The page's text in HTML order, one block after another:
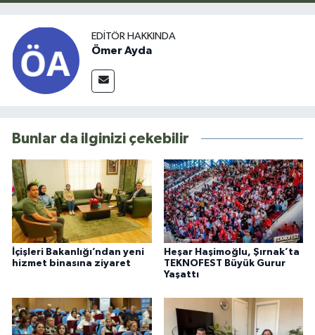
EDITÖR HAKKINDA
Ömer Ayda
Bunlar da ilginizi çekebilir
İçişleri Bakanlığı’ndan yeni
hizmet binasına ziyaret
Heşar Haşimoğlu, Şırnak’ta
TEKNOFEST Büyük Gurur
Yaşattı